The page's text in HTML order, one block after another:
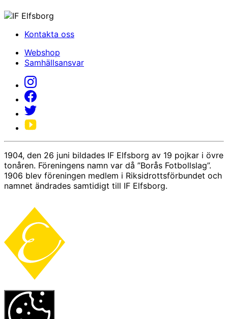
Kontakta oss
Webshop
Samhällsansvar
1904, den 26 juni bildades IF Elfsborg av 19 pojkar i övre
tonåren. Föreningens namn var då ”Borås Fotbollslag”.
1906 blev föreningen medlem i Riksidrottsförbundet och
namnet ändrades samtidigt till IF Elfsborg.